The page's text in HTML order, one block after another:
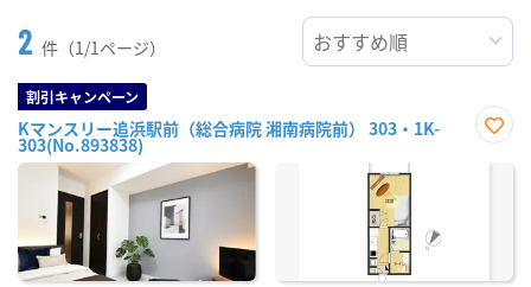
2 件（1/1ページ）
割引キャンペーン
Kマンスリー追浜駅前（総合病院 湘南病院前） 303・1K-
303(No.893838)
に入